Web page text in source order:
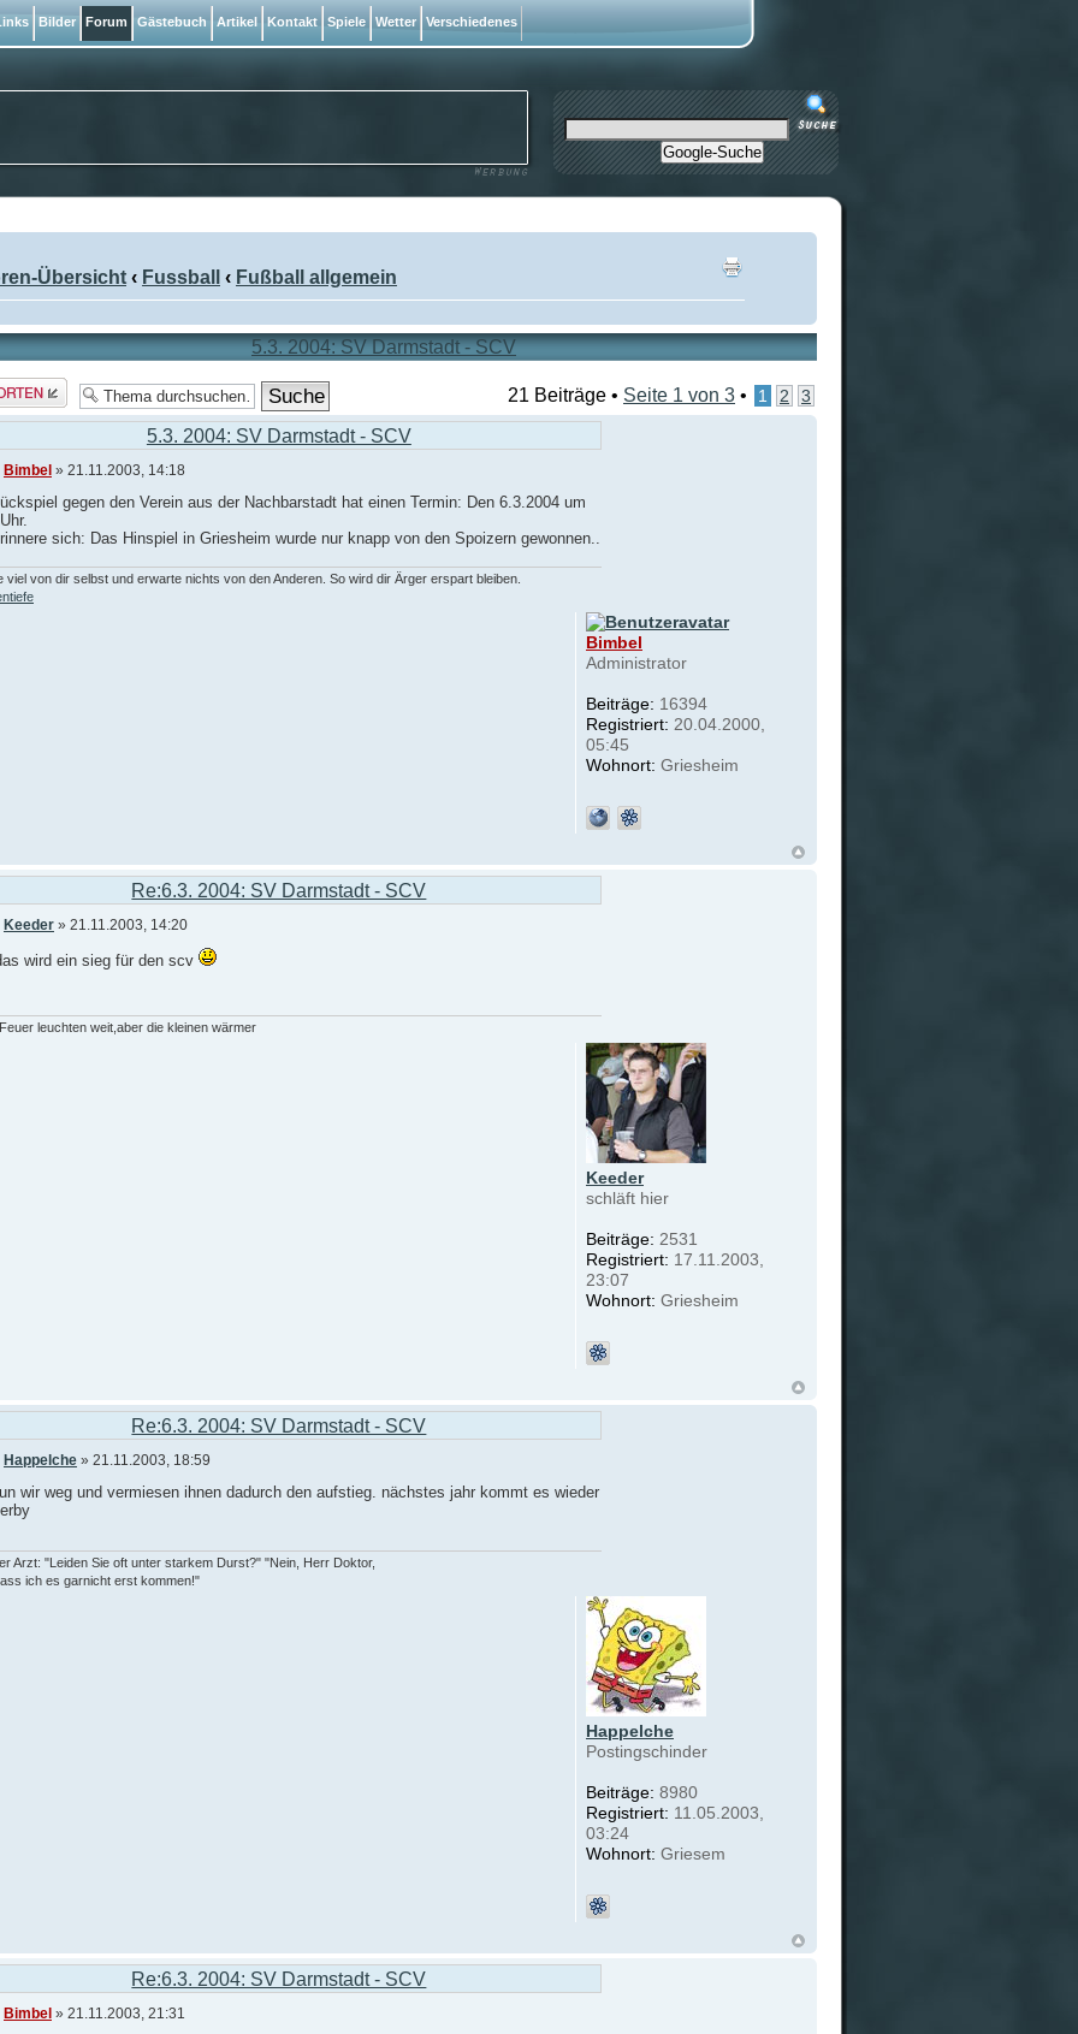
Übersicht ‹ Fussball ‹ Fußball allgemein
5.3. 2004: SV Darmstadt - SCV
21 Beiträge • Seite 1 von 3 • 1 2 3
5.3. 2004: SV Darmstadt - SCV
Bimbel » 21.11.2003, 14:18
gegen den Verein aus der Nachbarstadt hat einen Termin: Den 6.3.2004 um
sich: Das Hinspiel in Griesheim wurde nur knapp von den Spoizern gewonnen..
viel von dir selbst und erwarte nichts von den Anderen. So wird dir Ärger erspart bleiben.
Bimbel
Administrator
Beiträge: 16394
Registriert: 20.04.2000,
05:45
Wohnort: Griesheim
Re:6.3. 2004: SV Darmstadt - SCV
Keeder » 21.11.2003, 14:20
wird ein sieg für den scv
leuchten weit,aber die kleinen wärmer
Keeder
schläft hier
Beiträge: 2531
Registriert: 17.11.2003,
23:07
Wohnort: Griesheim
Re:6.3. 2004: SV Darmstadt - SCV
Happelche » 21.11.2003, 18:59
wir weg und vermiesen ihnen dadurch den aufstieg. nächstes jahr kommt es wieder
Arzt: "Leiden Sie oft unter starkem Durst?" "Nein, Herr Doktor,
ich es garnicht erst kommen!"
Happelche
Postingschinder
Beiträge: 8980
Registriert: 11.05.2003,
03:24
Wohnort: Griesem
Re:6.3. 2004: SV Darmstadt - SCV
Bimbel » 21.11.2003, 21:31
Bilder Forum Gästebuch Artikel Kontakt Spiele Wetter Verschiedenes
Google-Suche